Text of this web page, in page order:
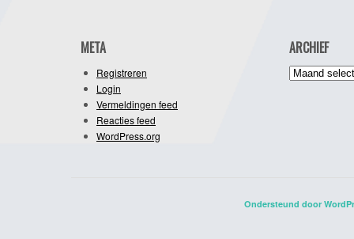
META
Registreren
Login
Vermeldingen feed
Reacties feed
WordPress.org
ARCHIEF
Archief
Ondersteund door